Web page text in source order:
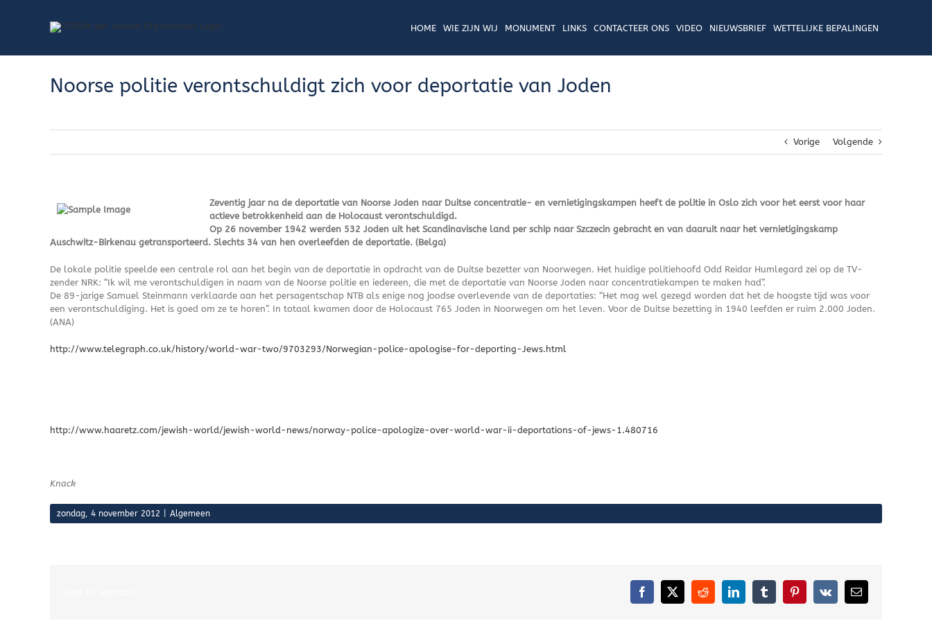
HOME WIE ZIJN WIJ MONUMENT LINKS CONTACTEER ONS VIDEO NIEUWSBRIEF WETTELIJKE BEPALINGEN
Noorse politie verontschuldigt zich voor deportatie van Joden
Vorige Volgende
Zeventig jaar na de deportatie van Noorse Joden naar Duitse concentratie- en vernietigingskampen heeft de politie in Oslo zich voor het eerst voor haar
actieve betrokkenheid aan de Holocaust verontschuldigd.
Op 26 november 1942 werden 532 Joden uit het Scandinavische land per schip naar Szczecin gebracht en van daaruit naar het vernietigingskamp
Auschwitz-Birkenau getransporteerd. Slechts 34 van hen overleefden de deportatie. (Belga)
De lokale politie speelde een centrale rol aan het begin van de deportatie in opdracht van de Duitse bezetter van Noorwegen. Het huidige politiehoofd Odd Reidar Humlegard zei op de TV-
zender NRK: “Ik wil me verontschuldigen in naam van de Noorse politie en iedereen, die met de deportatie van Noorse Joden naar concentratiekampen te maken had”.
De 89-jarige Samuel Steinmann verklaarde aan het persagentschap NTB als enige nog joodse overlevende van de deportaties: “Het mag wel gezegd worden dat het de hoogste tijd was voor
een verontschuldiging. Het is goed om ze te horen”. In totaal kwamen door de Holocaust 765 Joden in Noorwegen om het leven. Voor de Duitse bezetting in 1940 leefden er ruim 2.000 Joden.
(ANA)
http://www.telegraph.co.uk/history/world-war-two/9703293/Norwegian-police-apologise-for-deporting-Jews.html
http://www.haaretz.com/jewish-world/jewish-world-news/norway-police-apologize-over-world-war-ii-deportations-of-jews-1.480716
Knack
zondag, 4 november 2012 Algemeen
Facebook
X RedditLinkedInTumblrPinterest
Vk
E-